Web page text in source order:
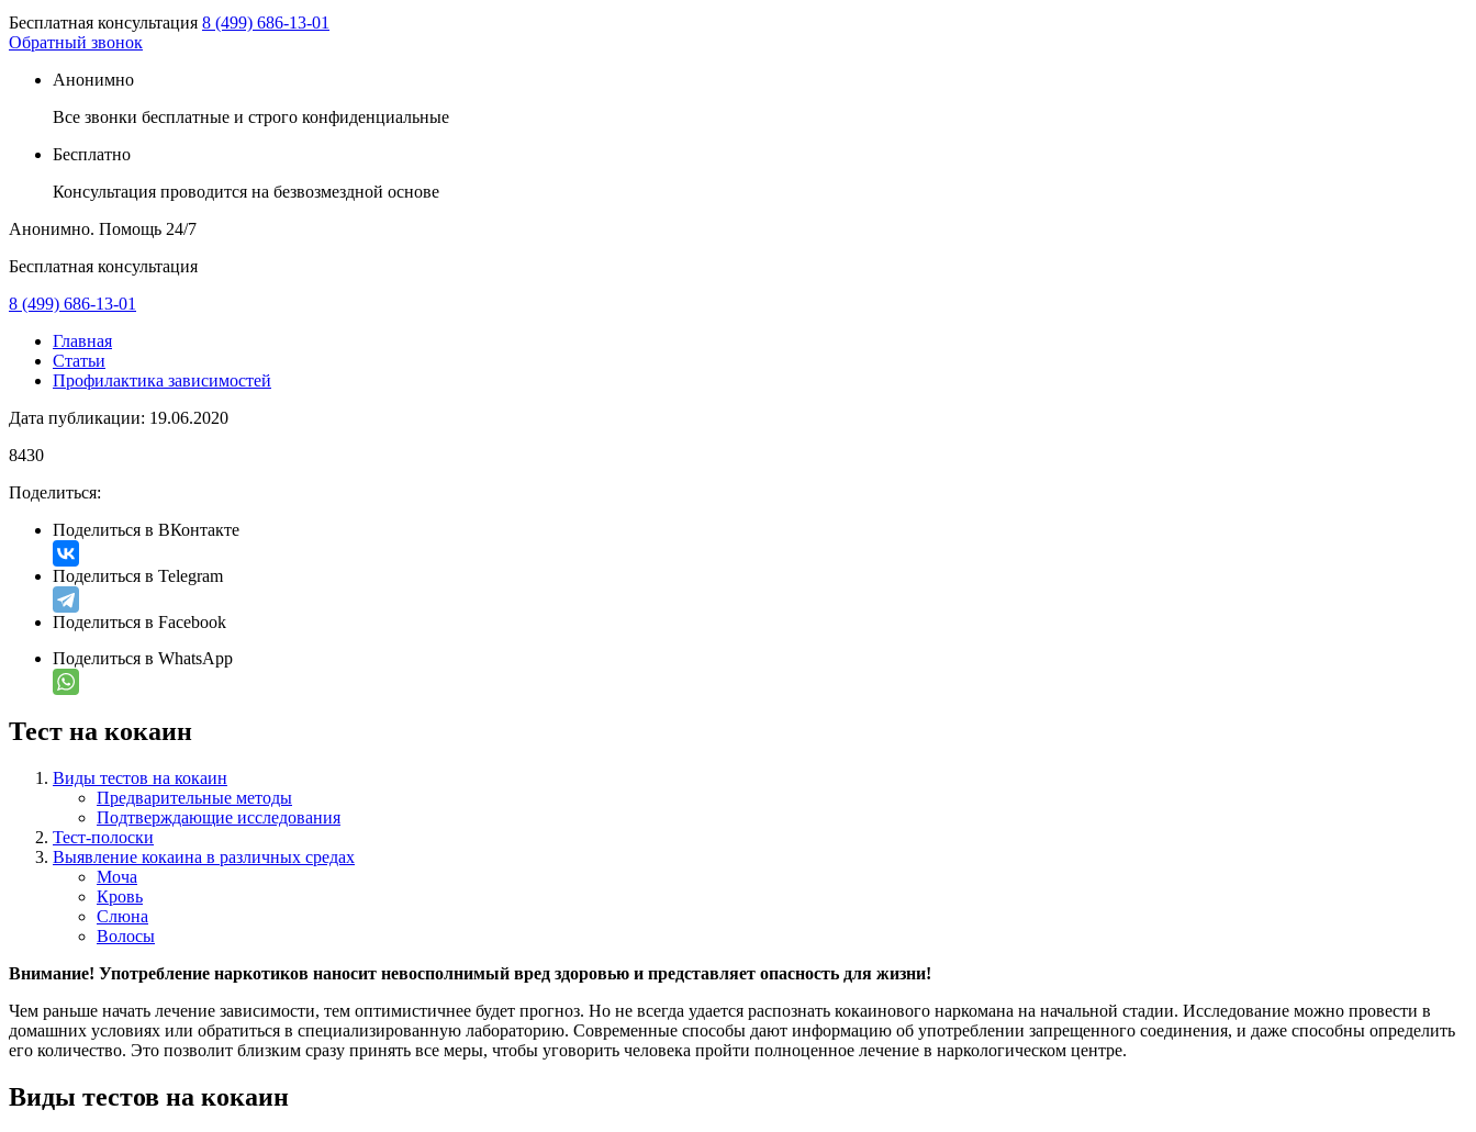
Бесплатная консультация 8 (499) 686-13-01
Обратный звонок
Анонимно
Все звонки бесплатные и строго конфиденциальные
Бесплатно
Консультация проводится на безвозмездной основе
Анонимно. Помощь 24/7
Бесплатная консультация
8 (499) 686-13-01
Главная
Статьи
Профилактика зависимостей
Дата публикации: 19.06.2020
8430
Поделиться:
Поделиться в ВКонтакте
Поделиться в Telegram
Поделиться в Facebook
Поделиться в WhatsApp
Тест на кокаин
Виды тестов на кокаин
Предварительные методы
Подтверждающие исследования
Тест-полоски
Выявление кокаина в различных средах
Моча
Кровь
Слюна
Волосы
Внимание! Употребление наркотиков наносит невосполнимый вред здоровью и представляет опасность для жизни!
Чем раньше начать лечение зависимости, тем оптимистичнее будет прогноз. Но не всегда удается распознать кокаинового наркомана на начальной стадии. Исследование можно провести в
домашних условиях или обратиться в специализированную лабораторию. Современные способы дают информацию об употреблении запрещенного соединения, и даже способны определить
его количество. Это позволит близким сразу принять все меры, чтобы уговорить человека пройти полноценное лечение в наркологическом центре.
Виды тестов на кокаин